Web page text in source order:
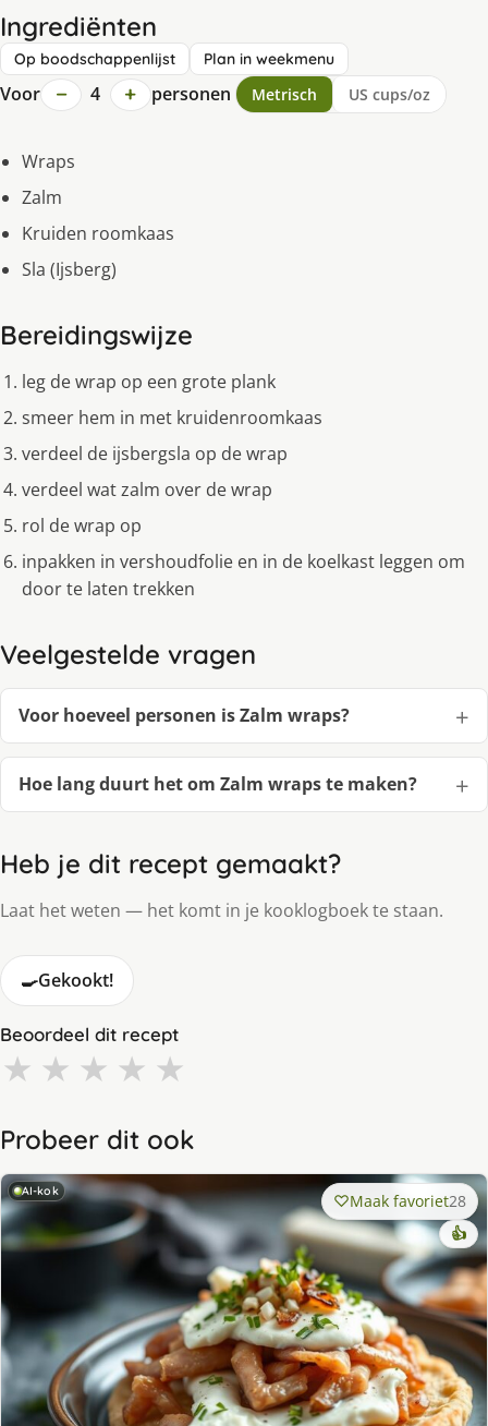
Ingrediënten
Op boodschappenlijst Plan in weekmenu
Voor − 4 + personen Metrisch US cups/oz
Wraps
Zalm
Kruiden roomkaas
Sla (Ijsberg)
Bereidingswijze
leg de wrap op een grote plank
smeer hem in met kruidenroomkaas
verdeel de ijsbergsla op de wrap
verdeel wat zalm over de wrap
rol de wrap op
inpakken in vershoudfolie en in de koelkast leggen om
door te laten trekken
Veelgestelde vragen
Voor hoeveel personen is Zalm wraps?
Hoe lang duurt het om Zalm wraps te maken?
Heb je dit recept gemaakt?
Laat het weten — het komt in je kooklogboek te staan.
🍳Gekookt!
Beoordeel dit recept
★ ★ ★ ★ ★
Probeer dit ook
AI-kok Maak favoriet28
👍